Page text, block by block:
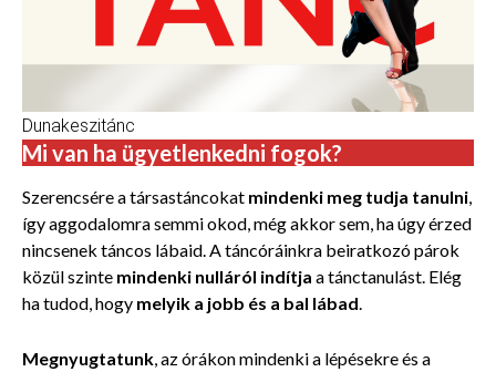
Dunakeszitánc
Mi van ha ügyetlenkedni fogok?
Szerencsére a társastáncokat mindenki meg tudja tanulni,
így aggodalomra semmi okod, még akkor sem, ha úgy érzed
nincsenek táncos lábaid. A táncóráinkra beiratkozó párok
közül szinte mindenki nulláról indítja a tánctanulást. Elég
ha tudod, hogy melyik a jobb és a bal lábad.
Megnyugtatunk, az órákon mindenki a lépésekre és a